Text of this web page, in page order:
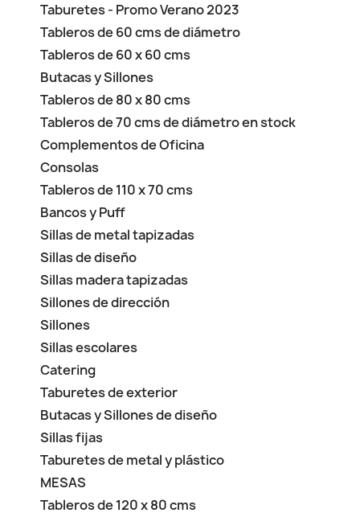
Taburetes - Promo Verano 2023
Tableros de 60 cms de diámetro
Tableros de 60 x 60 cms
Butacas y Sillones
Tableros de 80 x 80 cms
Tableros de 70 cms de diámetro en stock
Complementos de Oficina
Consolas
Tableros de 110 x 70 cms
Bancos y Puff
Sillas de metal tapizadas
Sillas de diseño
Sillas madera tapizadas
Sillones de dirección
Sillones
Sillas escolares
Catering
Taburetes de exterior
Butacas y Sillones de diseño
Sillas fijas
Taburetes de metal y plástico
MESAS
Tableros de 120 x 80 cms